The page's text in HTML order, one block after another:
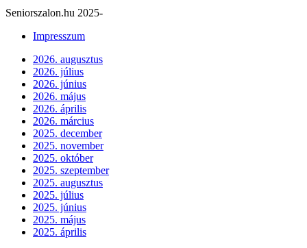
Seniorszalon.hu 2025-
Impresszum
2026. augusztus
2026. július
2026. június
2026. május
2026. április
2026. március
2025. december
2025. november
2025. október
2025. szeptember
2025. augusztus
2025. július
2025. június
2025. május
2025. április